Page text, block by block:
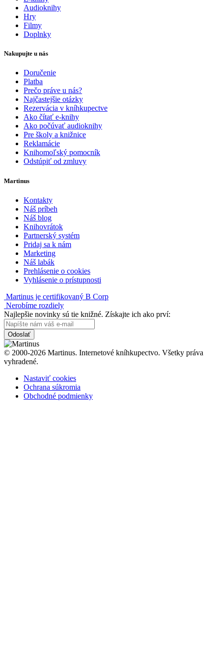
Audioknihy
Hry
Filmy
Doplnky
Nakupujte u nás
Doručenie
Platba
Prečo práve u nás?
Najčastejšie otázky
Rezervácia v kníhkupectve
Ako čítať e-knihy
Ako počúvať audioknihy
Pre školy a knižnice
Reklamácie
Knihomoľský pomocník
Odstúpiť od zmluvy
Martinus
Kontakty
Náš príbeh
Náš blog
Knihovrátok
Partnerský systém
Pridaj sa k nám
Marketing
Náš labák
Prehlásenie o cookies
Vyhlásenie o prístupnosti
Martinus je certifikovaný B Corp
Nerobíme rozdiely
Najlepšie novinky sú tie knižné. Získajte ich ako prví:
Odoslať
© 2000-2026 Martinus. Internetové kníhkupectvo. Všetky práva
vyhradené.
Nastaviť cookies
Ochrana súkromia
Obchodné podmienky